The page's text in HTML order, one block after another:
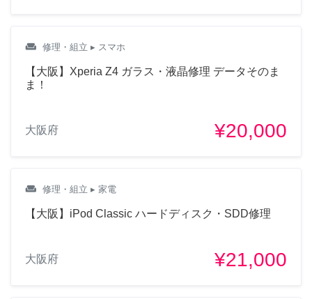
weekend 修理・組立 ▸ スマホ
【大阪】Xperia Z4 ガラス・液晶修理 データそのま
ま！
大阪府 ¥20,000
weekend 修理・組立 ▸ 家電
【大阪】iPod Classic ハードディスク・SDD修理
大阪府 ¥21,000